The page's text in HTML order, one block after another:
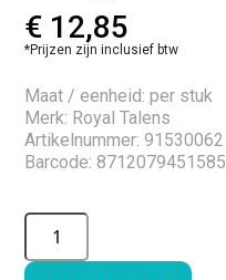
€ 12,85
*Prijzen zijn inclusief btw
Maat / eenheid: per stuk
Merk: Royal Talens
Artikelnummer: 91530062
Barcode: 8712079451585